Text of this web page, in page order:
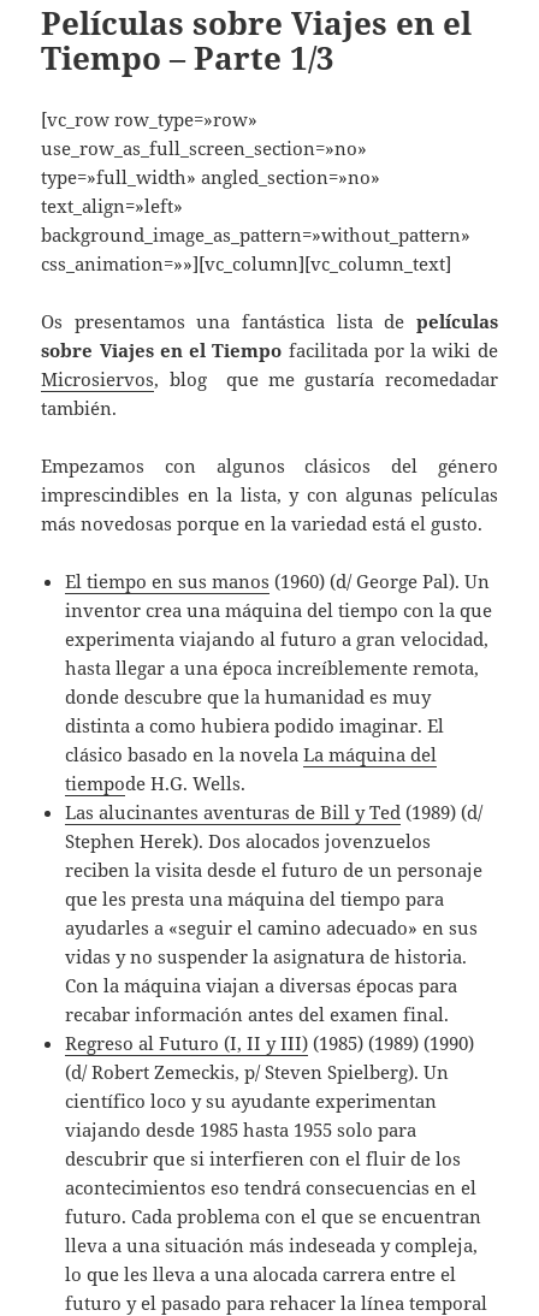
Películas sobre Viajes en el
Tiempo – Parte 1/3
[vc_row row_type=»row»
use_row_as_full_screen_section=»no»
type=»full_width» angled_section=»no»
text_align=»left»
background_image_as_pattern=»without_pattern»
css_animation=»»][vc_column][vc_column_text]
Os presentamos una fantástica lista de películas
sobre Viajes en el Tiempo facilitada por la wiki de
Microsiervos, blog que me gustaría recomedadar
también.
Empezamos con algunos clásicos del género
imprescindibles en la lista, y con algunas películas
más novedosas porque en la variedad está el gusto.
El tiempo en sus manos (1960) (d/ George Pal). Un
inventor crea una máquina del tiempo con la que
experimenta viajando al futuro a gran velocidad,
hasta llegar a una época increíblemente remota,
donde descubre que la humanidad es muy
distinta a como hubiera podido imaginar. El
clásico basado en la novelaLa máquina del
tiempode H.G. Wells.
Las alucinantes aventuras de Bill y Ted (1989) (d/
Stephen Herek). Dos alocados jovenzuelos
reciben la visita desde el futuro de un personaje
que les presta una máquina del tiempo para
ayudarles a «seguir el camino adecuado» en sus
vidas y no suspender la asignatura de historia.
Con la máquina viajan a diversas épocas para
recabar información antes del examen final.
Regreso al Futuro (I, II y III) (1985) (1989) (1990)
(d/ Robert Zemeckis, p/ Steven Spielberg). Un
científico loco y su ayudante experimentan
viajando desde 1985 hasta 1955 solo para
descubrir que si interfieren con el fluir de los
acontecimientos eso tendrá consecuencias en el
futuro. Cada problema con el que se encuentran
lleva a una situación más indeseada y compleja,
lo que les lleva a una alocada carrera entre el
futuro y el pasado para rehacer la línea temporal